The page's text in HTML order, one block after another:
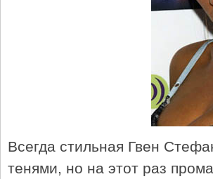
Всегда стильная Гвен
тенями, но на этот раз